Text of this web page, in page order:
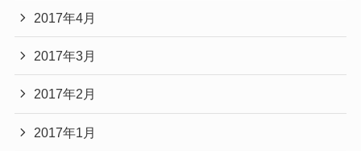
2017年4月
2017年3月
2017年2月
2017年1月